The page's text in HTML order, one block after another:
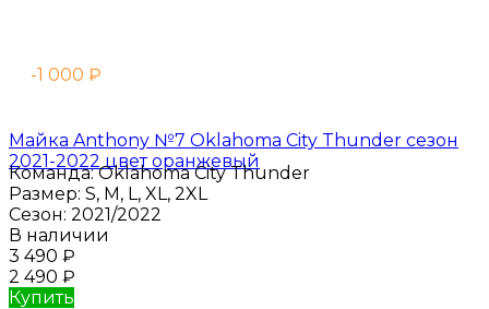
-1 000 ₽
Майка Anthony №7 Oklahoma City Thunder сезон
2021-2022 цвет оранжевый
Команда:Oklahoma City Thunder
Размер: S, M, L, XL, 2XL
Сезон: 2021/2022
В наличии
3 490 ₽
2 490 ₽
Купить